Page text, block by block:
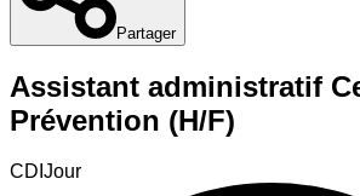
Partager
Assistant administratif
Prévention (H/F)
CDI Jour